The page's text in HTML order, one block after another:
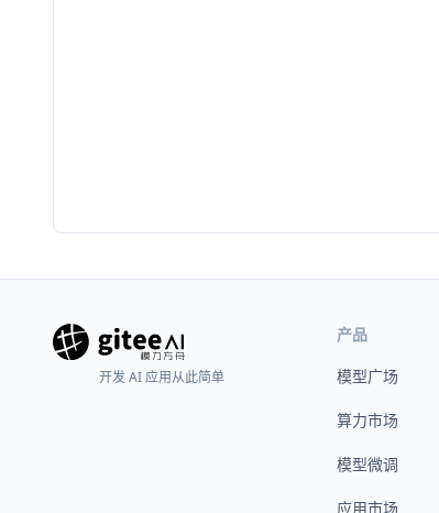
开发 AI 应用从此简单
产品
模型广场
算力市场
模型微调
应用市场